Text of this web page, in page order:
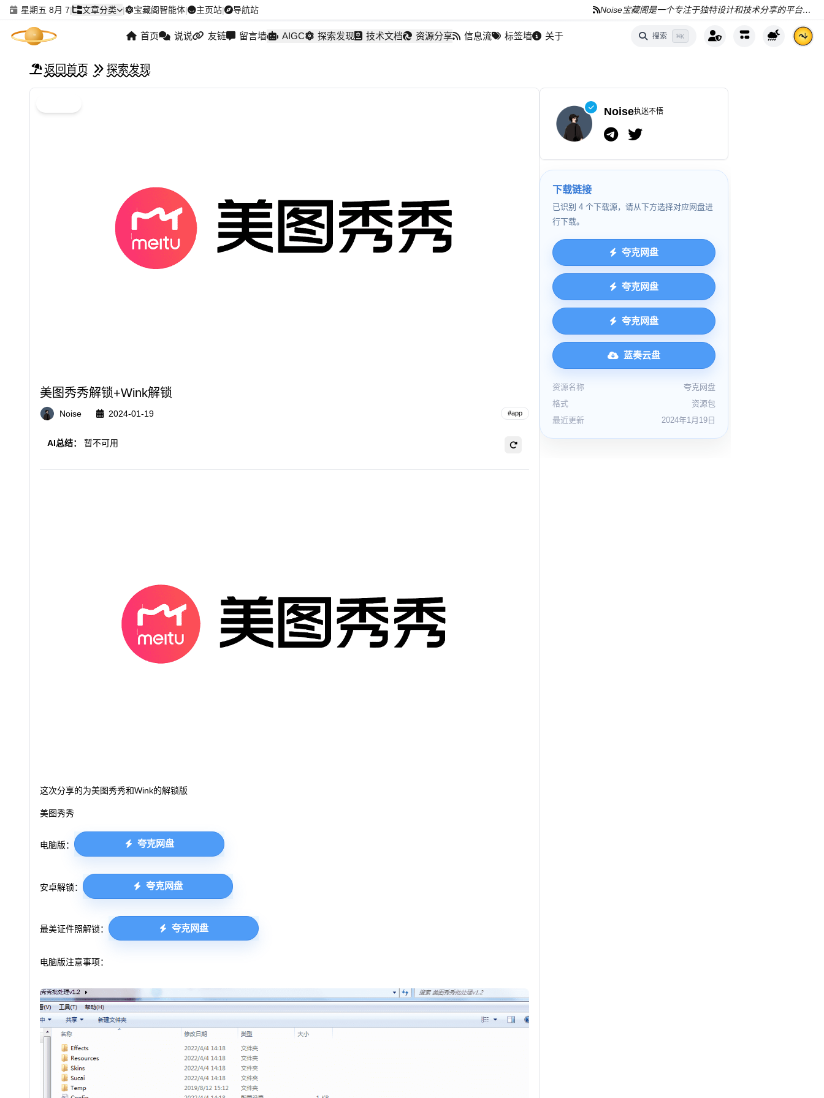
星期五 8月 7| 文章分类 | 宝藏阁智能体| 主页站| 导航站 Noise宝藏阁是一个专注于独特设计和技术分享的平台，分享AI、编程和资源
首页 说说 友链 留言墙 AIGC 探索发现 技术文档 资源分享 信息流 标签墙 关于 搜索 ⌘K
返回首页 探索发现
美图秀秀解锁+Wink解锁
Noise 2024-01-19 #app
AI总结： 暂不可用
这次分享的为美图秀秀和Wink的解锁版
美图秀秀
电脑版： 夸克网盘
安卓解锁： 夸克网盘
最美证件照解锁： 夸克网盘
电脑版注意事项：
Noise执迷不悟
下载链接
已识别 4 个下载源，请从下方选择对应网盘进
行下载。
夸克网盘
夸克网盘
夸克网盘
蓝奏云盘
资源名称
夸克网盘
格式
资源包
最近更新
2024年1月19日